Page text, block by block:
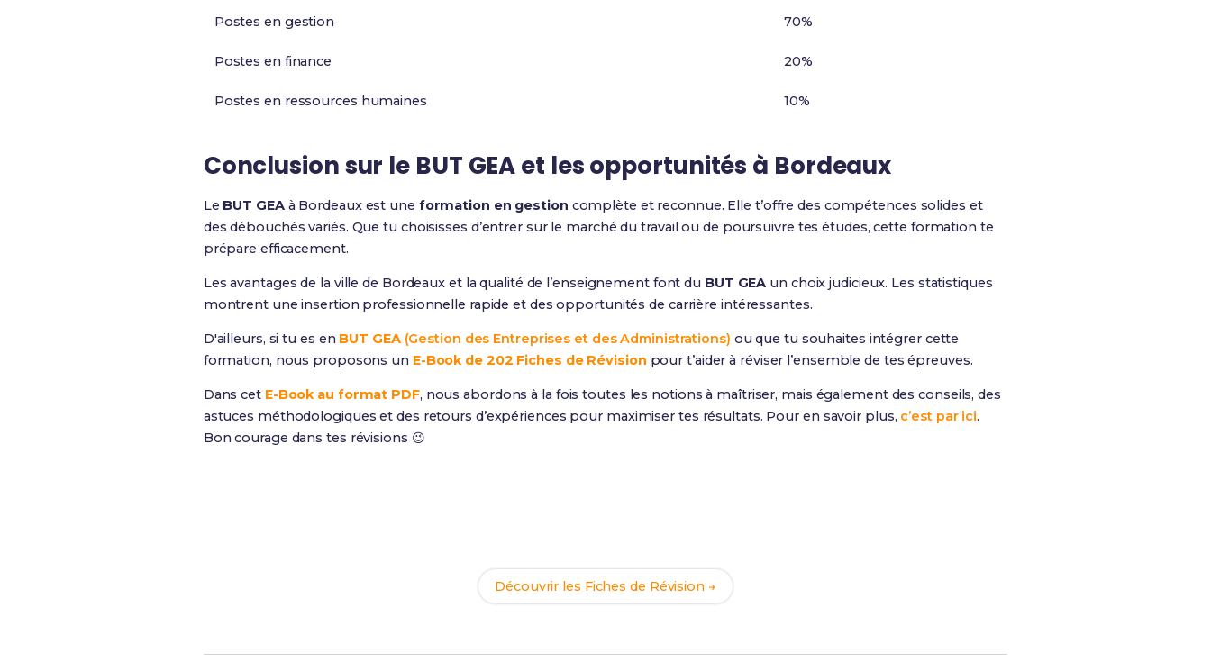
Postes en gestion 70%
Postes en finance 20%
Postes en ressources humaines 10%
Conclusion sur le BUT GEA et les opportunités à Bordeaux
Le BUT GEAà Bordeaux est une formation en gestion complète et reconnue. Elle t’offre des compétences solides et
des débouchés variés. Que tu choisisses d’entrer sur le marché du travail ou de poursuivre tes études, cette formation te
prépare efficacement.
Les avantages de la ville de Bordeaux et la qualité de l’enseignement font du BUT GEA un choix judicieux. Les statistiques
montrent une insertion professionnelle rapide et des opportunités de carrière intéressantes.
D'ailleurs, si tu es en BUT GEA(Gestion des Entreprises et des Administrations) ou que tu souhaites intégrer cette
formation, nous proposons un E-Book de 202 Fiches de Révision pour t’aider à réviser l’ensemble de tes épreuves.
Dans cet E-Book au format PDF, nous abordons à la fois toutes les notions à maîtriser, mais également des conseils, des
astuces méthodologiques et des retours d’expériences pour maximiser tes résultats. Pour en savoir plus, c’est par ici.
Bon courage dans tes révisions 😉
Découvrir les Fiches de Révision →